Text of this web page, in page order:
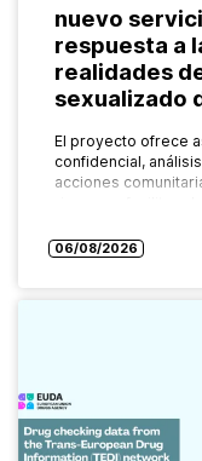
nuevo
respuesta a
realidades
sexualizado
El proyecto ofrece
confidencial,
acciones
de drogas
También…
06/08/2026